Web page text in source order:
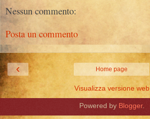
Nessun commento:
Posta un commento
‹ Home page
Visualizza versione web
Powered by Blogger.